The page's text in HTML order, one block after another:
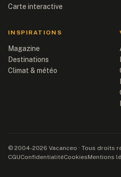
Carte interactive
INSPIRATIONS
Magazine
Destinations
Climat & météo
© 2004-2026 Vacanceo · Tous droits
CGUConfidentialitéCookiesMentions